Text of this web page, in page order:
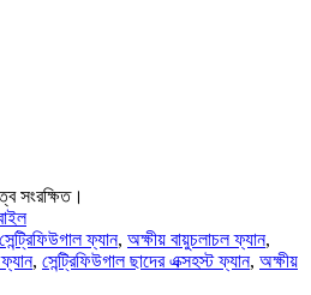
সংরক্ষিত।
ফ্যান, অক্ষীয় বায়ুচলাচল ফ্যান,
, সেন্ট্রিফিউগাল ছাদের এক্সহস্ট ফ্যান, অক্ষীয়